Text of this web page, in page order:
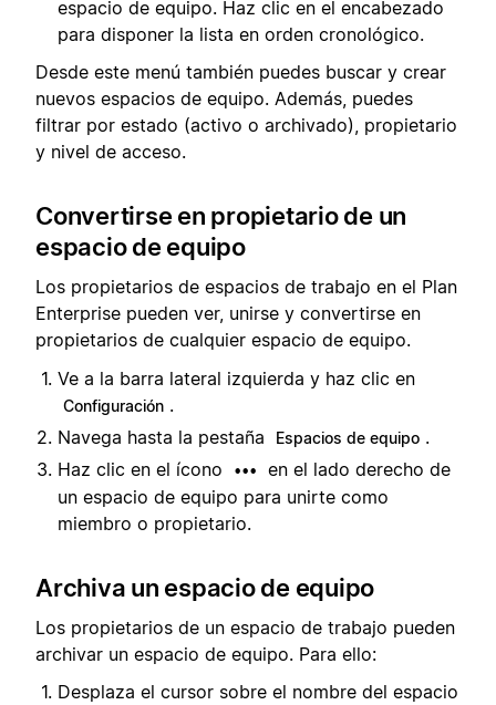
espacio de equipo. Haz clic en el encabezado
para disponer la lista en orden cronológico.
Desde este menú también puedes buscar y crear
nuevos espacios de equipo. Además, puedes
filtrar por estado (activo o archivado), propietario
y nivel de acceso.
Convertirse en propietario de un
espacio de equipo
Los propietarios de espacios de trabajo en el Plan
Enterprise pueden ver, unirse y convertirse en
propietarios de cualquier espacio de equipo.
Ve a la barra lateral izquierda y haz clic en
Configuración .
Navega hasta la pestaña
Espacios de equipo .
Haz clic en el ícono
•••
en el lado derecho de
un espacio de equipo para unirte como
miembro o propietario.
Archiva un espacio de equipo
Los propietarios de un espacio de trabajo pueden
archivar un espacio de equipo. Para ello:
Desplaza el cursor sobre el nombre del espacio